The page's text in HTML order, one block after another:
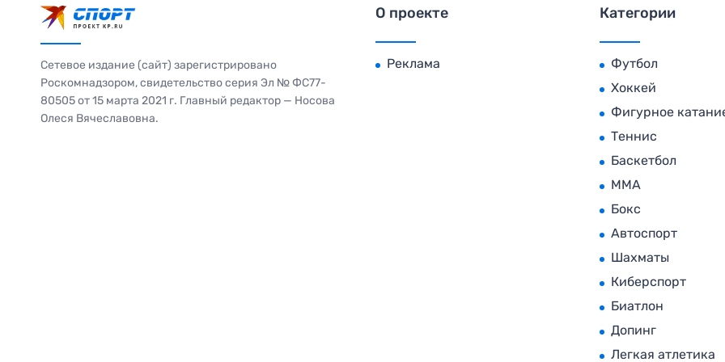
Сетевое издание (сайт) зарегистрировано
Роскомнадзором, свидетельство серия Эл № ФС77-
80505 от 15 марта 2021 г. Главный редактор — Носова
Олеся Вячеславовна.
О проекте
Реклама
Категории
Футбол
Хоккей
Фигурное
Теннис
Баскетбол
MMA
Бокс
Автоспорт
Шахматы
Киберспорт
Биатлон
Допинг
Легкая атлетика